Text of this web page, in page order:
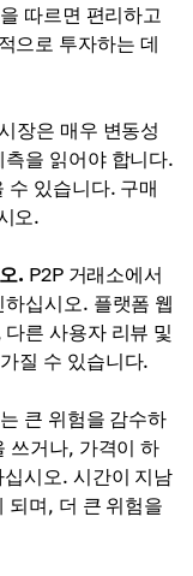
따르면 편리하고
으로 투자하는 데
장은 매우 변동성
을 읽어야 합니다.
수 있습니다. 구매
오.
. P2P 거래소에서
십시오. 플랫폼 웹
른 사용자 리뷰 및
질 수 있습니다.
큰 위험을 감수하
쓰거나, 가격이 하
시오. 시간이 지남
되며, 더 큰 위험을